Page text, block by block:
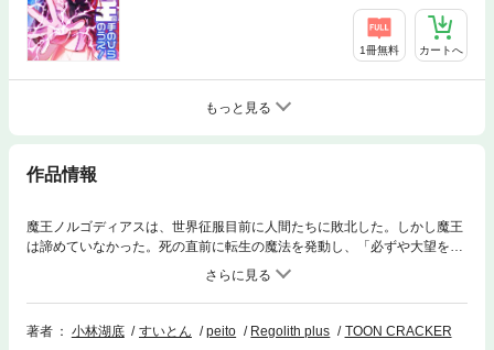
1冊無料 カートへ
もっと見る
作品情報
魔王ノルゴディアスは、世界征服目前に人間たちに敗北した。しかし魔王
は諦めていなかった。死の直前に転生の魔法を発動し、「必ずや大望を成
し遂げよう」と言い残して――。二千年後、魔王は転生を果たす。世界征
服を果たすべく動き出そうと思ったのだが、転生先は魔法すら使えないた
だのJKで！？「すべてをぶっ壊して、私の思い通りの世界に変えてやろ
う！」カリスマ性と鋼のメンタルを武器に、落ちこぼれJKが世界征服を目
著者 小林湖底 すいとん peito Regolith plus
TOON CRACKER